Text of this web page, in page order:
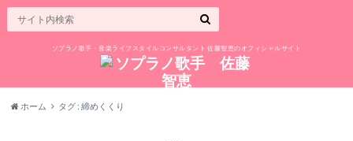
ソプラノ歌手・音楽ライフスタイルコンサルタント 佐藤智恵のオフィシャルサイト
ホーム タグ : 締めくくり